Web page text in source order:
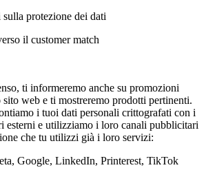
protezione dei dati
il customer match
ti informeremo anche su promozioni
sito web e ti mostreremo prodotti pertinenti.
i tuoi dati personali crittografati con i
esterni e utilizziamo i loro canali pubblicitari
che tu utilizzi già i loro servizi:
Google, LinkedIn, Printerest, TikTok